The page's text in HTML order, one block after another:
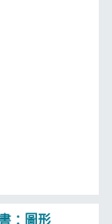
：圖形